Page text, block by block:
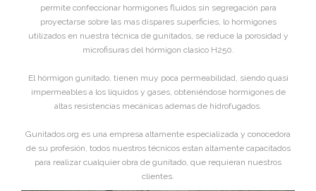
permite confeccionar hormigones fluidos sin segregación para
proyectarse sobre las mas dispares superficies, lo hormigones
utilizados en nuestra técnica de gunitados, se reduce la porosidad y
microfisuras del hórmigon clasico H250.
El hórmigon gunitado, tienen muy poca permeabilidad, siendo quasi
impermeables a los líquidos y gases, obteniéndose hormigones de
altas resistencias mecánicas ademas de hidrofugados.
Gunitados.org es una empresa altamente especializada y conocedora
de su profesión, todos nuestros técnicos estan altamente capacitados
para realizar cualquier obra de gunitado, que requieran nuestros
clientes.